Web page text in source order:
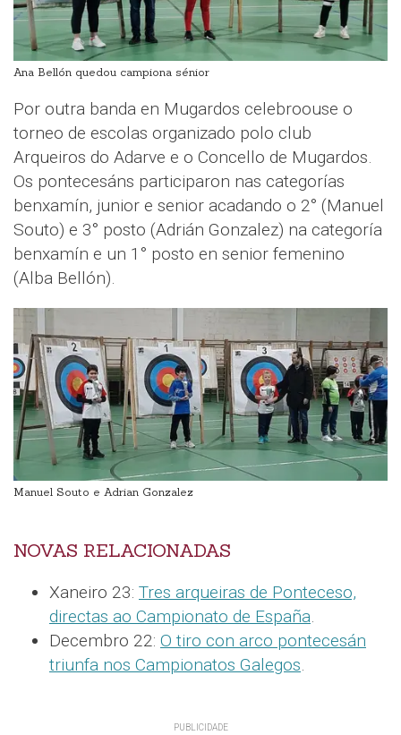
Ana Bellón quedou campiona sénior
Por outra banda en Mugardos celebroouse o
torneo de escolas organizado polo club
Arqueiros do Adarve e o Concello de Mugardos.
Os pontecesáns participaron nas categorías
benxamín, junior e senior acadando o 2° (Manuel
Souto) e 3° posto (Adrián Gonzalez) na categoría
benxamín e un 1° posto en senior femenino
(Alba Bellón).
Manuel Souto e Adrian Gonzalez
NOVAS RELACIONADAS
Xaneiro 23: Tres arqueiras de Ponteceso,
directas ao Campionato de España.
Decembro 22: O tiro con arco pontecesán
triunfa nos Campionatos Galegos.